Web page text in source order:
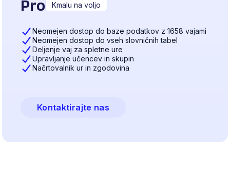
Pro Kmalu na voljo
Neomejen dostop do baze podatkov z 1658 vajami
Neomejen dostop do vseh slovničnih tabel
Deljenje vaj za spletne ure
Upravljanje učencev in skupin
Načrtovalnik ur in zgodovina
Kontaktirajte nas